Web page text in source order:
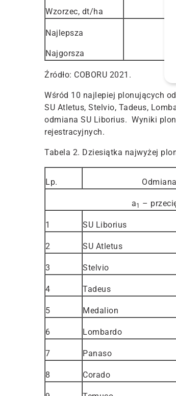
Wzorzec, dt/ha
Najlepsza
Najgorsza
Źródło: COBORU 2021.
Wśród 10 najlepiej plonujących
SU Atletus, Stelvio, Tadeus,
odmiana SU Liborius. Wyniki
rejestracyjnych.
Tabela 2. Dziesiątka najwyżej
Lp. Odmiana
a1 –
1 SU Liborius
2 SU Atletus
3 Stelvio
4 Tadeus
5 Medalion
6 Lombardo
7 Panaso
8 Corado